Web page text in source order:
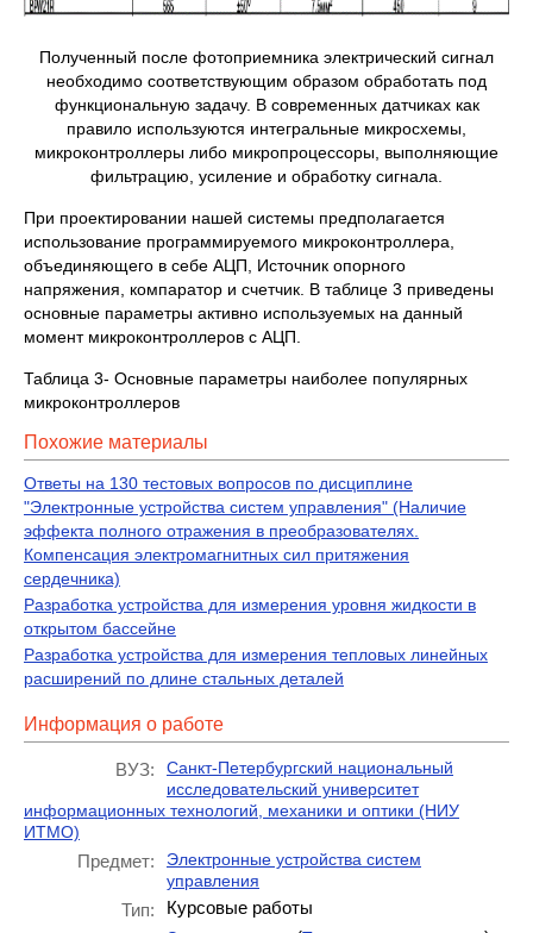
Полученный после фотоприемника электрический сигнал
необходимо соответствующим образом обработать под
функциональную задачу. В современных датчиках как
правило используются интегральные микросхемы,
микроконтроллеры либо микропроцессоры, выполняющие
фильтрацию, усиление и обработку сигнала.
При проектировании нашей системы предполагается
использование программируемого микроконтроллера,
объединяющего в себе АЦП, Источник опорного
напряжения, компаратор и счетчик. В таблице 3 приведены
основные параметры активно используемых на данный
момент микроконтроллеров с АЦП.
Таблица 3- Основные параметры наиболее популярных
микроконтроллеров
Похожие материалы
Ответы на 130 тестовых вопросов по дисциплине
"Электронные устройства систем управления" (Наличие
эффекта полного отражения в преобразователях.
Компенсация электромагнитных сил притяжения
сердечника)
Разработка устройства для измерения уровня жидкости в
открытом бассейне
Разработка устройства для измерения тепловых линейных
расширений по длине стальных деталей
Информация о работе
ВУЗ:
Санкт-Петербургский национальный
исследовательский университет
информационных технологий, механики и оптики (НИУ
ИТМО)
Предмет:
Электронные устройства систем
управления
Тип:
Курсовые работы